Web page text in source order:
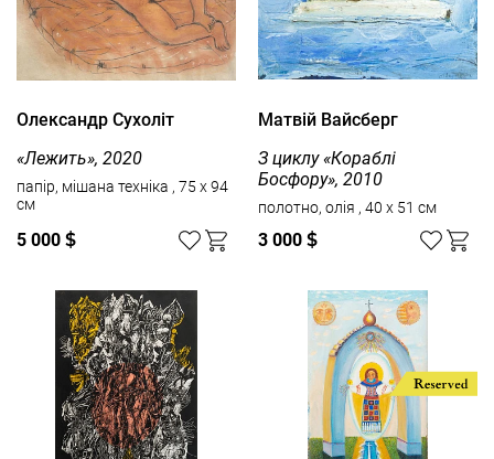
Олександр Сухоліт
«Лежить», 2020
папір, мішана техніка , 75 x 94
см
5 000 $
Матвій Вайсберг
З циклу «Кораблі
Босфору», 2010
полотно, олія , 40 x 51 см
3 000 $